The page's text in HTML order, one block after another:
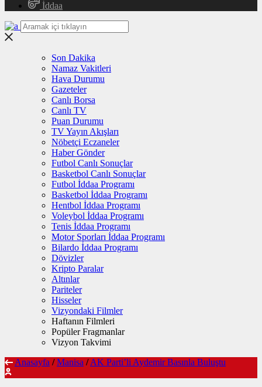
İddaa
Son Dakika
Namaz Vakitleri
Hava Durumu
Gazeteler
Canlı Borsa
Canlı TV
Puan Durumu
TV Yayın Akışları
Nöbetçi Eczaneler
Haber Gönder
Futbol Canlı Sonuçlar
Basketbol Canlı Sonuçlar
Futbol İddaa Programı
Basketbol İddaa Programı
Hentbol İddaa Programı
Voleybol İddaa Programı
Tenis İddaa Programı
Motor Sporları İddaa Programı
Bilardo İddaa Programı
Dövizler
Kripto Paralar
Altınlar
Pariteler
Hisseler
Vizyondaki Filmler
Haftanın Filmleri
Popüler Fragmanlar
Vizyon Takvimi
Anasayfa / Manisa / AK Parti’li Aydemir Basınla Buluştu